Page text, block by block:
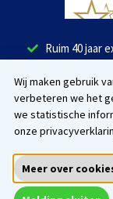
Ruim 40 jaar
Facebook
Wij maken gebruik
verbeteren we het
we statistische
onze
Meer over